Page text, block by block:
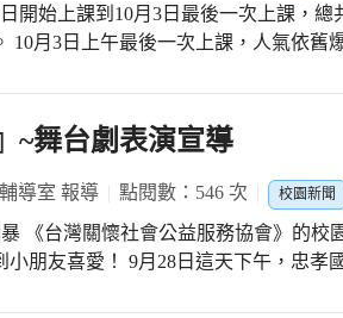
開始上課到10月3日最後一次上課，總
10月3日上午最後一次上課，人氣依舊
。 #學員玉琴大姊回饋： 感謝賴老師七
和善可親，我們學習到非常多的武功
我們會每天認真做。 #學員阿月大姊回
老師幫大家拍美美的照片留念！最後謝
記得再報名參加喔！ #忠孝國小承辦112年
~舞台劇表演宣導
導室 報導 點閱數：546 次 校園新聞
《台灣關懷社會公益服務協會》的校
朋友喜愛！ 9月28日這天下午，忠孝